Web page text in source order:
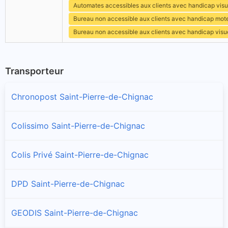
Automates accessibles aux clients avec handicap
Bureau non accessible aux clients avec handicap
Bureau non accessible aux clients avec handicap
Transporteur
Chronopost Saint-Pierre-de-Chignac
Colissimo Saint-Pierre-de-Chignac
Colis Privé Saint-Pierre-de-Chignac
DPD Saint-Pierre-de-Chignac
GEODIS Saint-Pierre-de-Chignac